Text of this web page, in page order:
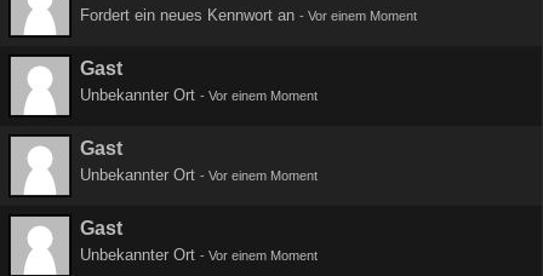
Fordert ein neues Kennwort an - Vor einem Moment
Gast
Unbekannter Ort - Vor einem Moment
Gast
Unbekannter Ort - Vor einem Moment
Gast
Unbekannter Ort - Vor einem Moment